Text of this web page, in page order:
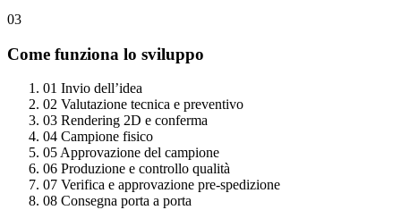
03
Come funziona lo sviluppo
01 Invio dell’idea
02 Valutazione tecnica e preventivo
03 Rendering 2D e conferma
04 Campione fisico
05 Approvazione del campione
06 Produzione e controllo qualità
07 Verifica e approvazione pre-spedizione
08 Consegna porta a porta